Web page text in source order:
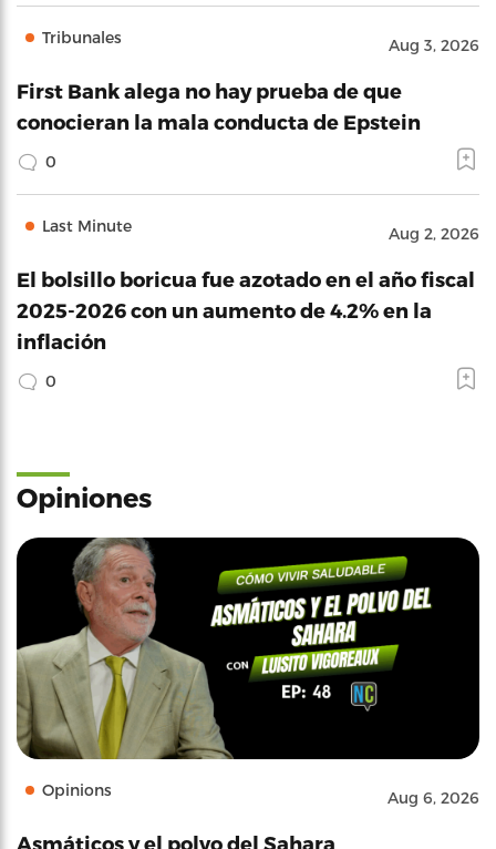
Tribunales Aug 3, 2026
First Bank alega no hay prueba de que
conocieran la mala conducta de Epstein
0
Last Minute Aug 2, 2026
El bolsillo boricua fue azotado en el año fiscal
2025-2026 con un aumento de 4.2% en la
inflación
0
Opiniones
Opinions Aug 6, 2026
Asmáticos y el polvo del Sahara